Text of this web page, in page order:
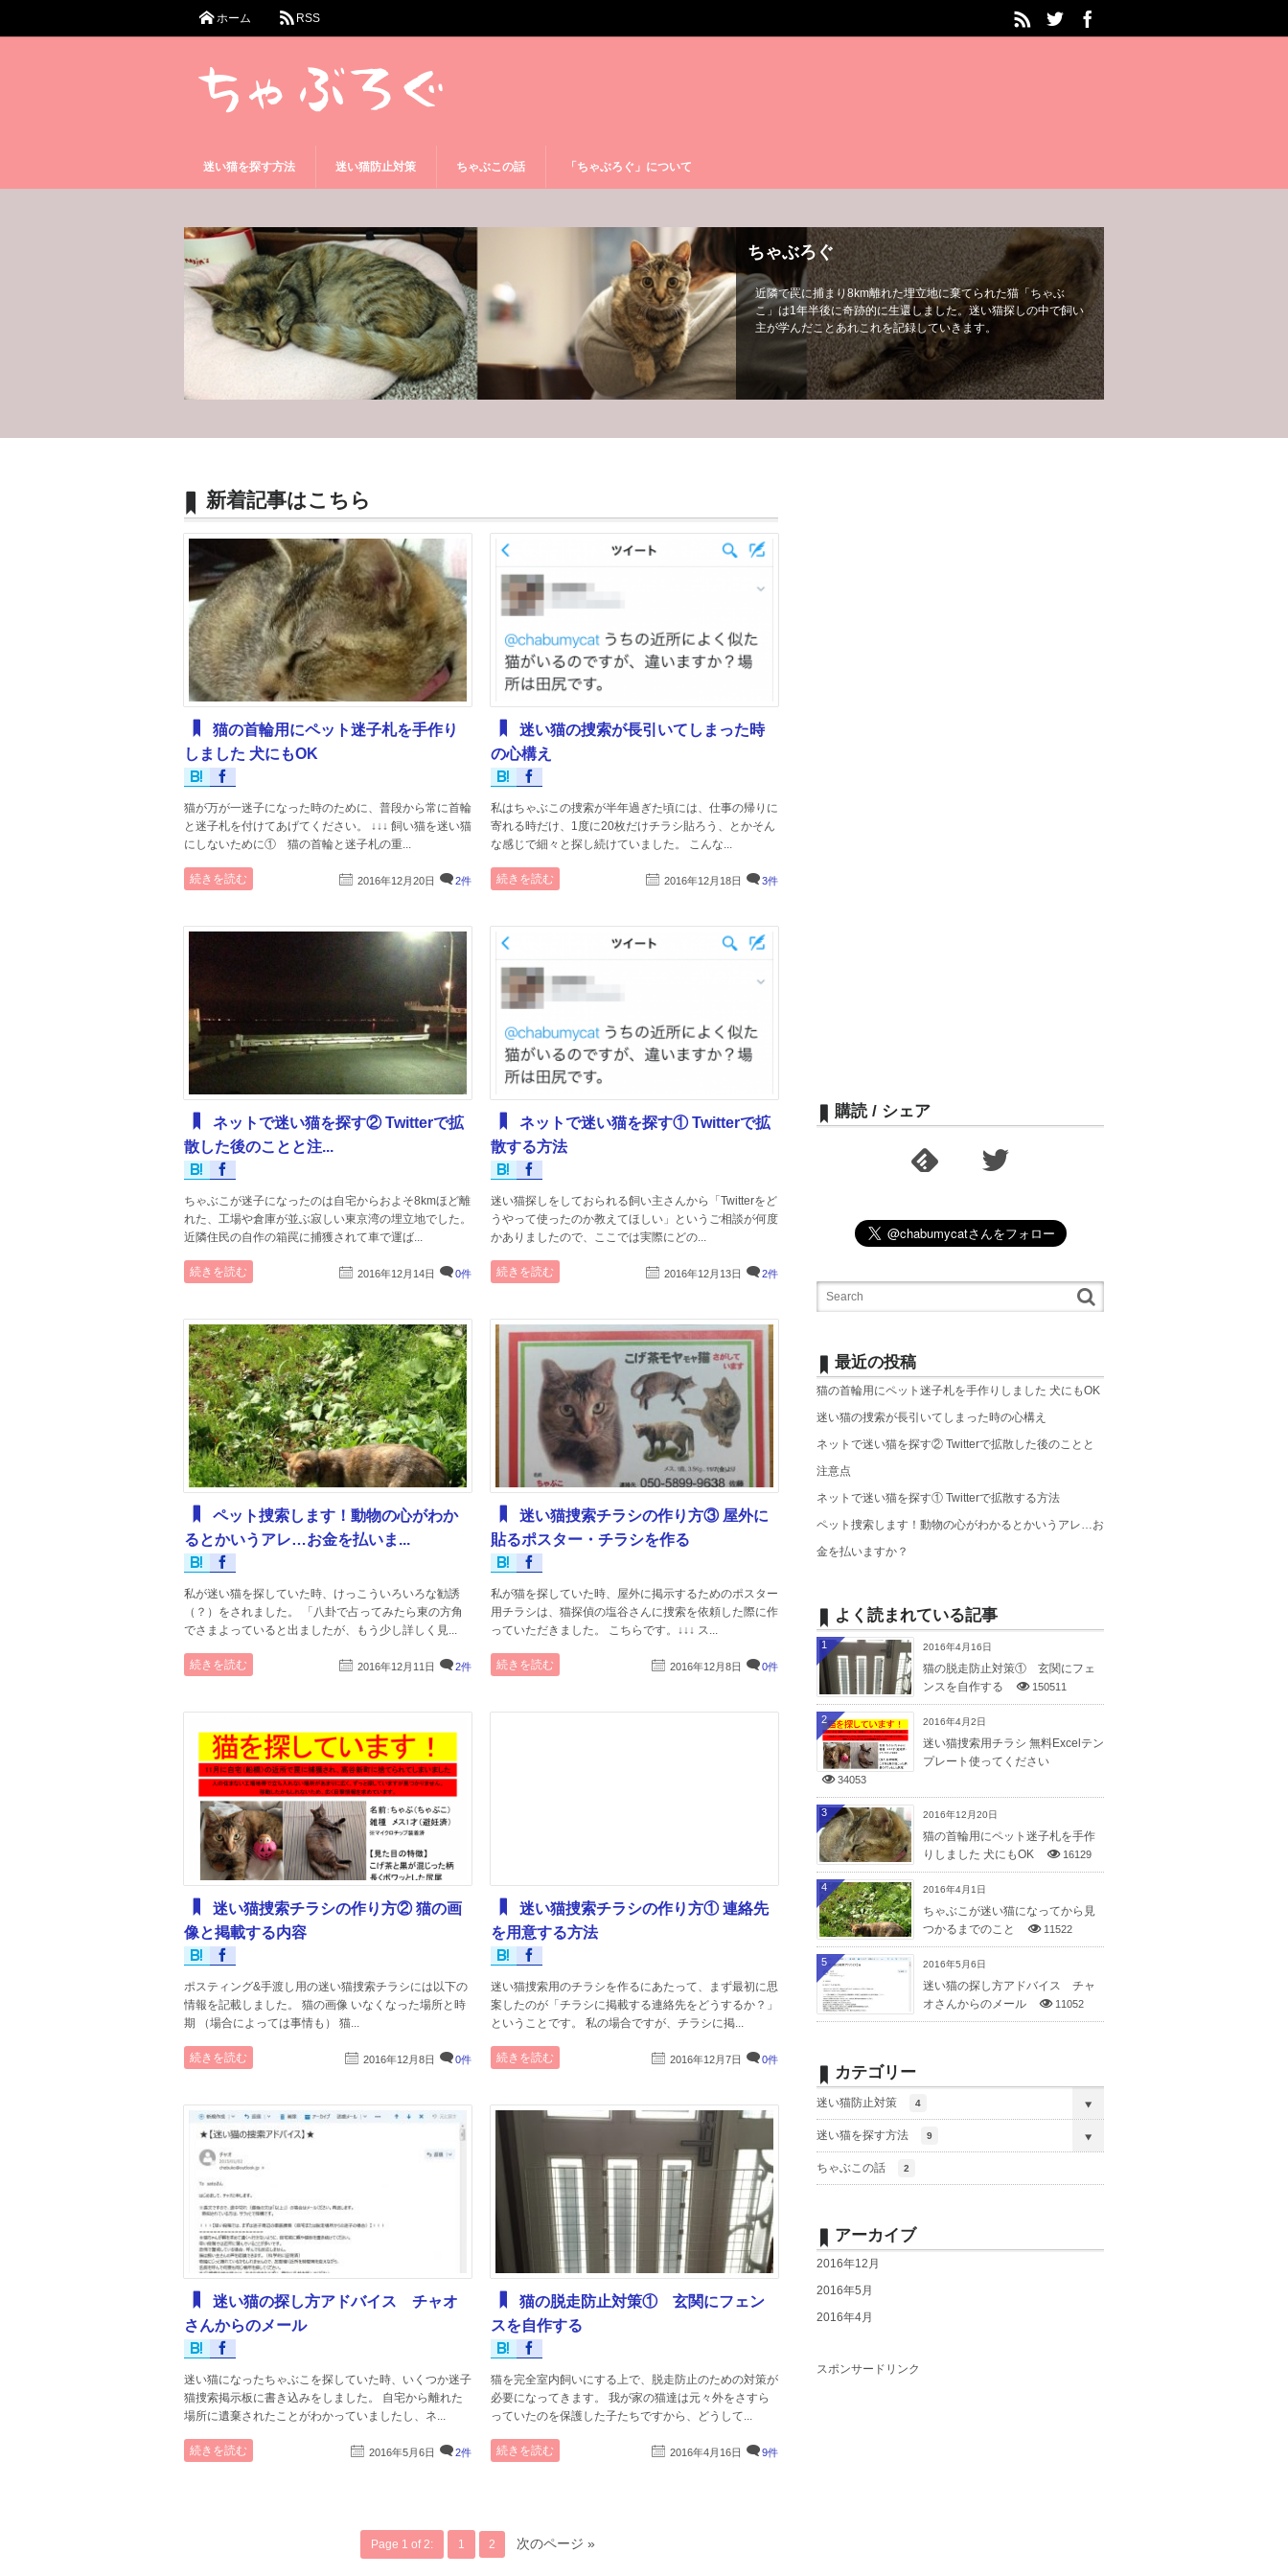
ちゃぶろぐ
近隣で罠に捕まり8km離れた埋立地に棄てられた猫「ちゃぶ
こ」は1年半後に奇跡的に生還しました。迷い猫探しの中で飼い
主が学んだことあれこれを記録していきます。
新着記事はこちら
猫の首輪用にペット迷子札を手作り
しました 犬にもOK
猫が万が一迷子になった時のために、普段から常に首輪
と迷子札を付けてあげてください。 ↓↓↓ 飼い猫を迷い猫
にしないために① 猫の首輪と迷子札の重...
続きを読む 2016年12月20日 2件
迷い猫の捜索が長引いてしまった時
の心構え
私はちゃぶこの捜索が半年過ぎた頃には、仕事の帰りに
寄れる時だけ、1度に20枚だけチラシ貼ろう、とかそん
な感じで細々と探し続けていました。 こんな...
続きを読む 2016年12月18日 3件
ネットで迷い猫を探す② Twitterで拡
散した後のことと注...
ちゃぶこが迷子になったのは自宅からおよそ8kmほど離
れた、工場や倉庫が並ぶ寂しい東京湾の埋立地でした。
近隣住民の自作の箱罠に捕獲されて車で運ば...
続きを読む 2016年12月14日 0件
ネットで迷い猫を探す① Twitterで拡
散する方法
迷い猫探しをしておられる飼い主さんから「Twitterをど
うやって使ったのか教えてほしい」というご相談が何度
かありましたので、ここでは実際にどの...
続きを読む 2016年12月13日 2件
ペット捜索します！動物の心がわか
るとかいうアレ…お金を払いま...
私が迷い猫を探していた時、けっこういろいろな勧誘
（？）をされました。 「八卦で占ってみたら東の方角
でさまよっていると出ましたが、もう少し詳しく見...
続きを読む 2016年12月11日 2件
迷い猫捜索チラシの作り方③ 屋外に
貼るポスター・チラシを作る
私が猫を探していた時、屋外に掲示するためのポスター
用チラシは、猫探偵の塩谷さんに捜索を依頼した際に作
っていただきました。 こちらです。↓↓↓ ス...
続きを読む 2016年12月8日 0件
迷い猫捜索チラシの作り方② 猫の画
像と掲載する内容
ポスティング&手渡し用の迷い猫捜索チラシには以下の
情報を記載しました。 猫の画像 いなくなった場所と時
期 （場合によっては事情も） 猫...
続きを読む 2016年12月8日 0件
迷い猫捜索チラシの作り方① 連絡先
を用意する方法
迷い猫捜索用のチラシを作るにあたって、まず最初に思
案したのが「チラシに掲載する連絡先をどうするか？」
ということです。 私の場合ですが、チラシに掲...
続きを読む 2016年12月7日 0件
迷い猫の探し方アドバイス チャオ
さんからのメール
迷い猫になったちゃぶこを探していた時、いくつか迷子
猫捜索掲示板に書き込みをしました。 自宅から離れた
場所に遺棄されたことがわかっていましたし、ネ...
続きを読む 2016年5月6日 2件
猫の脱走防止対策① 玄関にフェン
スを自作する
猫を完全室内飼いにする上で、脱走防止のための対策が
必要になってきます。 我が家の猫達は元々外をさすら
っていたのを保護した子たちですから、どうして...
続きを読む 2016年4月16日 9件
Page 1 of 2: 1 2 次のページ »
購読 / シェア
最近の投稿
猫の首輪用にペット迷子札を手作りしました 犬にもOK
迷い猫の捜索が長引いてしまった時の心構え
ネットで迷い猫を探す② Twitterで拡散した後のことと
注意点
ネットで迷い猫を探す① Twitterで拡散する方法
ペット捜索します！動物の心がわかるとかいうアレ…お
金を払いますか？
よく読まれている記事
2016年4月16日
猫の脱走防止対策① 玄関にフェ
ンスを自作する
150511
1
2016年4月2日
迷い猫捜索用チラシ 無料Excelテン
プレート使ってください
34053
2
2016年12月20日
猫の首輪用にペット迷子札を手作
りしました 犬にもOK
16129
3
2016年4月1日
ちゃぶこが迷い猫になってから見
つかるまでのこと
11522
4
2016年5月6日
迷い猫の探し方アドバイス チャ
オさんからのメール
11052
5
カテゴリー
迷い猫防止対策 4
迷い猫を探す方法 9
ちゃぶこの話 2
アーカイブ
2016年12月
2016年5月
2016年4月
スポンサードリンク
ホーム RSS
迷い猫を探す方法 迷い猫防止対策 ちゃぶこの話 「ちゃぶろぐ」について